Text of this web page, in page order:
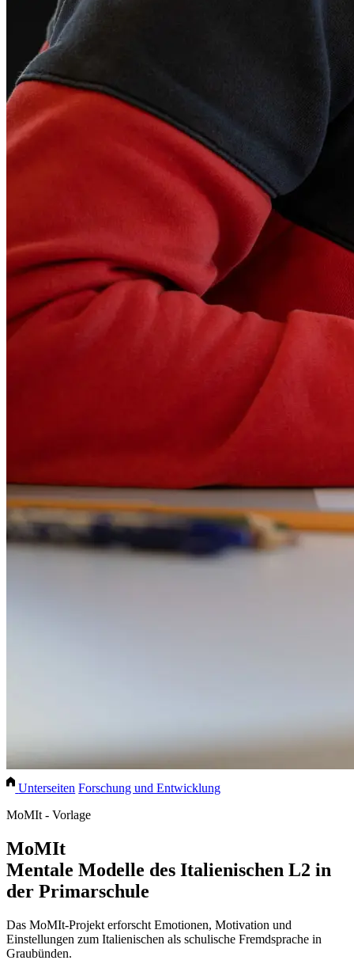
Unterseiten Forschung und Entwicklung
MoMIt - Vorlage
MoMIt
Mentale Modelle des Italienischen L2 in
der Primarschule
Das MoMIt-Projekt erforscht Emotionen, Motivation und
Einstellungen zum Italienischen als schulische Fremdsprache in
Graubünden.